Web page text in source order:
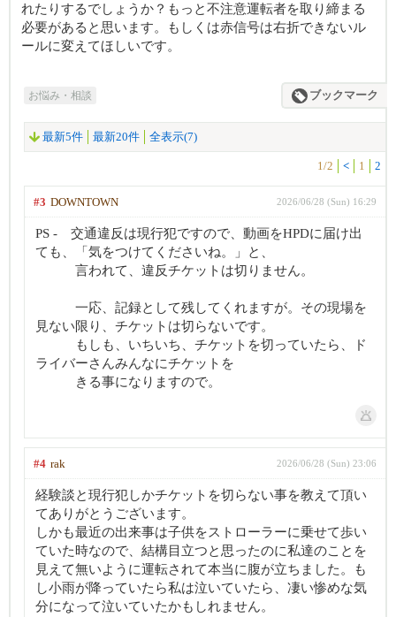
れたりするでしょうか？もっと不注意運転者を取り締まる
必要があると思います。もしくは赤信号は右折できないル
ールに変えてほしいです。
お悩み・相談 ブックマーク
最新5件 最新20件 全表示(7)
1/2 < 1 2
#3 DOWNTOWN 2026/06/28 (Sun) 16:29
PS - 交通違反は現行犯ですので、動画をHPDに届け出
ても、「気をつけてくださいね。」と、
言われて、違反チケットは切りません。
一応、記録として残してくれますが。その現場を
見ない限り、チケットは切らないです。
もしも、いちいち、チケットを切っていたら、ド
ライバーさんみんなにチケットを
きる事になりますので。
#4 rak 2026/06/28 (Sun) 23:06
経験談と現行犯しかチケットを切らない事を教えて頂い
てありがとうございます。
しかも最近の出来事は子供をストローラーに乗せて歩い
ていた時なので、結構目立つと思ったのに私達のことを
見えて無いように運転されて本当に腹が立ちました。も
し小雨が降っていたら私は泣いていたら、凄い惨めな気
分になって泣いていたかもしれません。